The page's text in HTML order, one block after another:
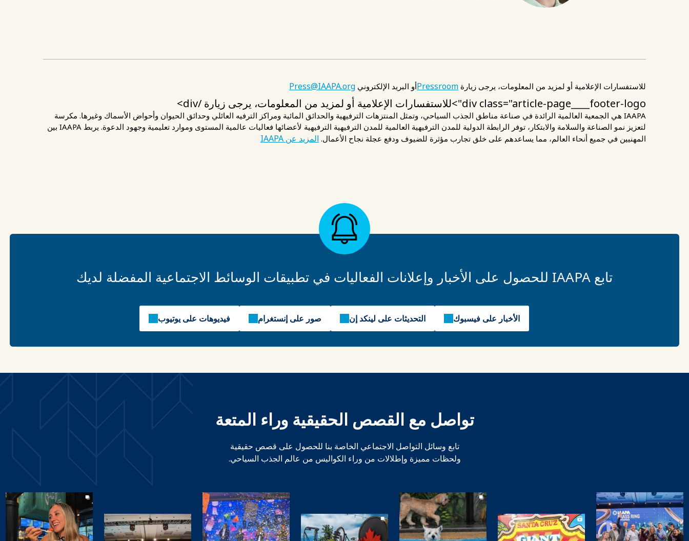
للاستفسارات الإعلامية أو لمزيد من المعلومات، يرجى زيارة Pressroomأو البريد الإلكتروني Press@IAAPA.org
div class="article-page____footer-logo">للاستفسارات الإعلامية أو لمزيد من المعلومات، يرجى زيارة /div>
IAAPA هي الجمعية العالمية الرائدة في صناعة مناطق الجذب السياحي، وتمثل المنتزهات الترفيهية والحدائق المائية ومراكز الترفيه العائلي وحدائق الحيوان وأحواض الأسماك وغيرها. مكرسة
لتعزيز نمو الصناعة والسلامة والابتكار، توفر الرابطة الدولية للمدن الترفيهية العالمية للمدن الترفيهية الترفيهية لأعضائها فعاليات عالمية المستوى وموارد تعليمية وجهود الدعوة. يربط IAAPA بين
المهنيين في جميع أنحاء العالم، مما يساعدهم على خلق تجارب مؤثرة للضيوف ودفع عجلة نجاح الأعمال. المزيد عن IAAPA
تابع IAAPA للحصول على الأخبار وإعلانات الفعاليات في تطبيقات الوسائط الاجتماعية المفضلة لديك
الأخبار على فيسبوك التحديثات على لينكد إن صور على إنستغرام فيديوهات على يوتيوب
تواصل مع القصص الحقيقية وراء المتعة
تابع وسائل التواصل الاجتماعي الخاصة بنا للحصول على قصص حقيقية
ولحظات مميزة وإطلالات من وراء الكواليس من عالم الجذب السياحي.